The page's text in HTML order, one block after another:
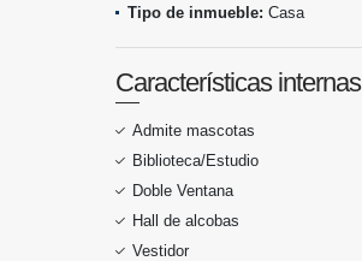
Tipo de inmueble: Casa
Características internas
Admite mascotas
Biblioteca/Estudio
Doble Ventana
Hall de alcobas
Vestidor